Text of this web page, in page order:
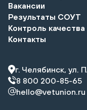
Вакансии
Результаты СОУТ
Контроль качества
Контакты
г. Челябинск, ул.
8 800 200-85-65
hello@vetunion.ru